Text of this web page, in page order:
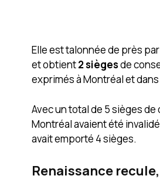
Elle est talonnée de près
et obtient2 siègesde
exprimés à Montréal et
Avec un total de 5 sièges
Montréal avaient été
avait emporté 4 sièges.
Renaissance